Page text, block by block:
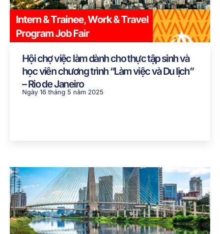
Hội chợ việc làm dành cho thực tập sinh và
học viên chương trình “Làm việc và Du lịch”
– Rio de Janeiro
Ngày 16 tháng 5 năm 2025